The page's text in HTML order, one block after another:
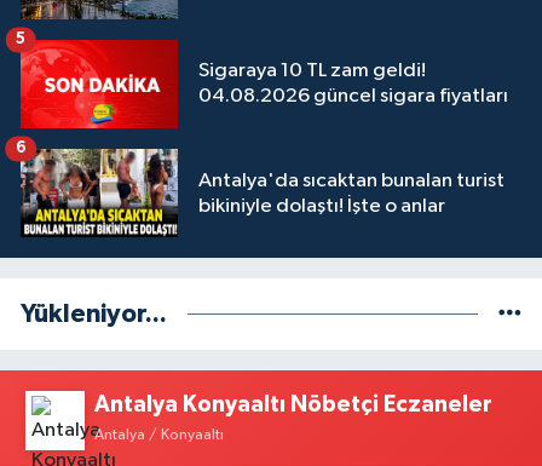
Sigaraya 10 TL zam geldi!
04.08.2026 güncel sigara fiyatları
5
Antalya'da sıcaktan bunalan turist
bikiniyle dolaştı! İşte o anlar
6
Yükleniyor...
Antalya Konyaaltı Nöbetçi Eczaneler
Antalya / Konyaaltı